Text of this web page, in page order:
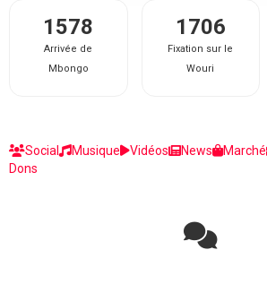
1578
Arrivée de
Mbongo
1706
Fixation sur le
Wouri
Social Musique Vidéos News Marché
Dons